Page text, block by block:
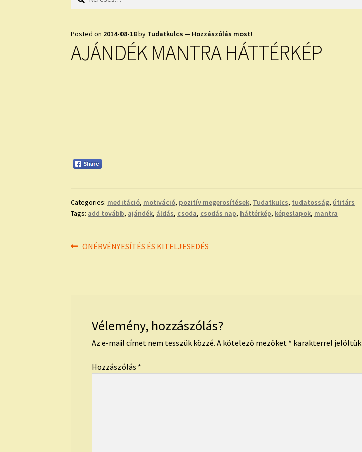
Posted on 2014-08-18by Tudatkulcs — Hozzászólás most!
AJÁNDÉK MANTRA HÁTTÉRKÉP
Categories: meditáció, motiváció, pozitív megerosítések, Tudatkulcs, tudatosság, útitárs
Tags: add tovább, ajándék, áldás, csoda, csodás nap, háttérkép, képeslapok, mantra
Bejegyzés
Previous
ÖNÉRVÉNYESÍTÉS ÉS KITELJESEDÉS
Vélemény, hozzászólás?
Az e-mail címet nem tesszük közzé. A kötelező mezőket * karakterrel jelöltük
Hozzászólás *